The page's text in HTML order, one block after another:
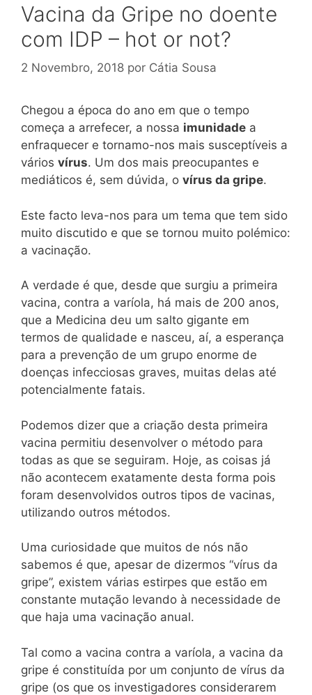
Vacina da Gripe no doente
com IDP – hot or not?
2 Novembro, 2018 por Cátia Sousa
Chegou a época do ano em que o tempo
começa a arrefecer, a nossa imunidade a
enfraquecer e tornamo-nos mais susceptíveis a
vários vírus. Um dos mais preocupantes e
mediáticos é, sem dúvida, o vírus da gripe.
Este facto leva-nos para um tema que tem sido
muito discutido e que se tornou muito polémico:
a vacinação.
A verdade é que, desde que surgiu a primeira
vacina, contra a varíola, há mais de 200 anos,
que a Medicina deu um salto gigante em
termos de qualidade e nasceu, aí, a esperança
para a prevenção de um grupo enorme de
doenças infecciosas graves, muitas delas até
potencialmente fatais.
Podemos dizer que a criação desta primeira
vacina permitiu desenvolver o método para
todas as que se seguiram. Hoje, as coisas já
não acontecem exatamente desta forma pois
foram desenvolvidos outros tipos de vacinas,
utilizando outros métodos.
Uma curiosidade que muitos de nós não
sabemos é que, apesar de dizermos “vírus da
gripe”, existem várias estirpes que estão em
constante mutação levando à necessidade de
que haja uma vacinação anual.
Tal como a vacina contra a varíola, a vacina da
gripe é constituída por um conjunto de vírus da
gripe (os que os investigadores considerarem